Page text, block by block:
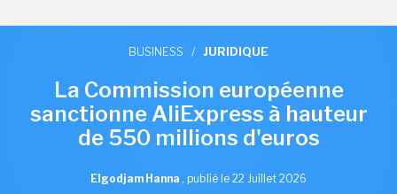
BUSINESS / JURIDIQUE
La Commission européenne
sanctionne AliExpress à hauteur
de 550 millions d'euros
Elgodjam Hanna , publié le 22 Juillet 2026